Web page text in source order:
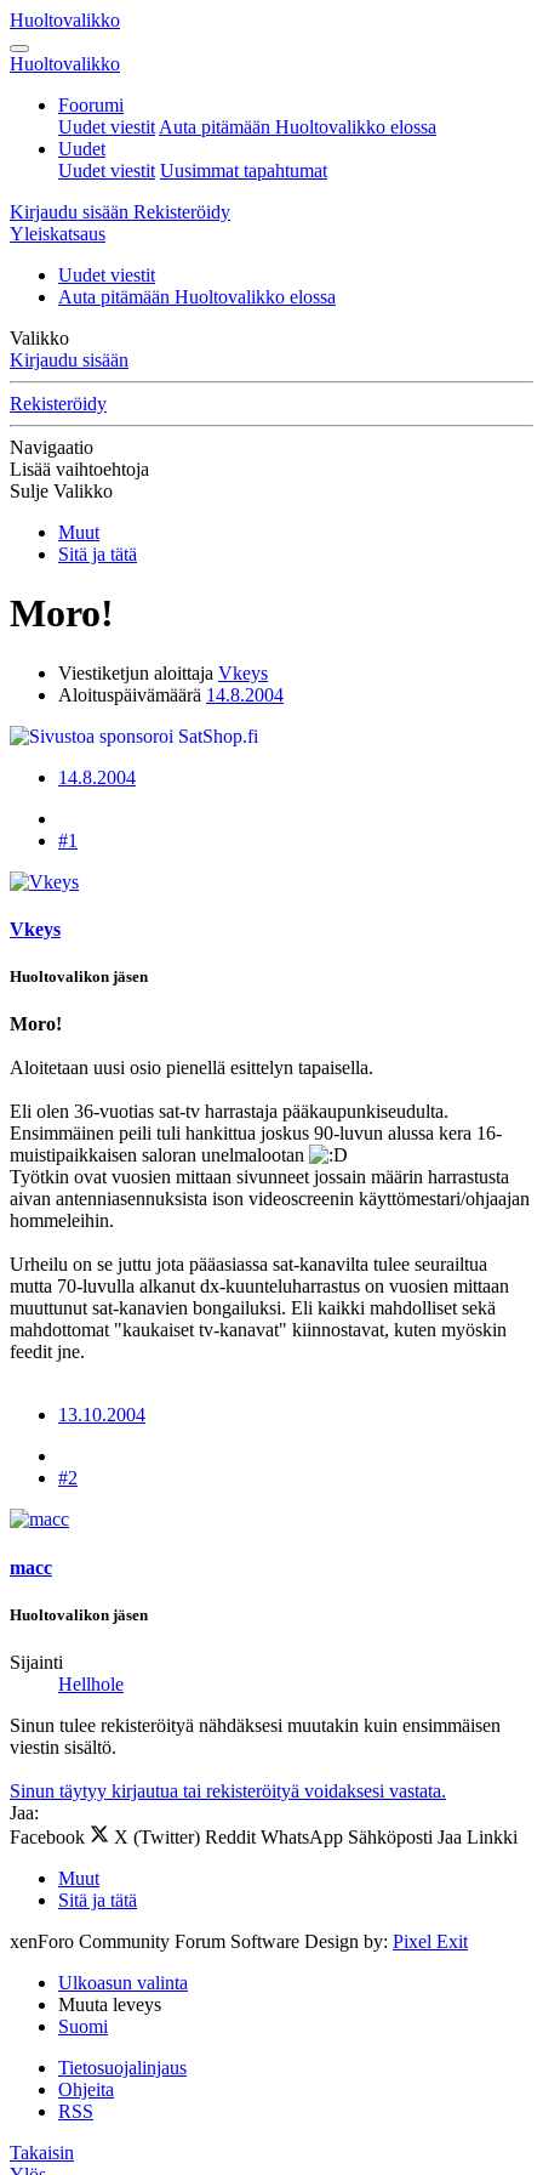
Huoltovalikko
Huoltovalikko
Foorumi
Uudet viestit Auta pitämään Huoltovalikko elossa
Uudet
Uudet viestit Uusimmat tapahtumat
Kirjaudu sisään Rekisteröidy
Yleiskatsaus
Uudet viestit
Auta pitämään Huoltovalikko elossa
Valikko
Kirjaudu sisään
Rekisteröidy
Navigaatio
Lisää vaihtoehtoja
Sulje Valikko
Muut
Sitä ja tätä
Moro!
Viestiketjun aloittaja Vkeys
Aloituspäivämäärä 14.8.2004
14.8.2004
#1
Vkeys
Huoltovalikon jäsen
Moro!
Aloitetaan uusi osio pienellä esittelyn tapaisella.
Eli olen 36-vuotias sat-tv harrastaja pääkaupunkiseudulta.
Ensimmäinen peili tuli hankittua joskus 90-luvun alussa kera 16-
muistipaikkaisen saloran unelmalootan
Työtkin ovat vuosien mittaan sivunneet jossain määrin harrastusta
aivan antenniasennuksista ison videoscreenin käyttömestari/ohjaajan
hommeleihin.
Urheilu on se juttu jota pääasiassa sat-kanavilta tulee seurailtua
mutta 70-luvulla alkanut dx-kuunteluharrastus on vuosien mittaan
muuttunut sat-kanavien bongailuksi. Eli kaikki mahdolliset sekä
mahdottomat "kaukaiset tv-kanavat" kiinnostavat, kuten myöskin
feedit jne.
13.10.2004
#2
macc
Huoltovalikon jäsen
Sijainti
Hellhole
Sinun tulee rekisteröityä nähdäksesi muutakin kuin ensimmäisen
viestin sisältö.
Sinun täytyy kirjautua tai rekisteröityä voidaksesi vastata.
Jaa:
Facebook
X (Twitter) Reddit WhatsApp Sähköposti Jaa Linkki
Muut
Sitä ja tätä
xenForo Community Forum Software Design by: Pixel Exit
Ulkoasun valinta
Muuta leveys
Suomi
Tietosuojalinjaus
Ohjeita
RSS
Takaisin